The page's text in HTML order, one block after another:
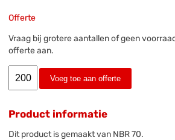
Offerte
Vraag bij grotere aantallen of geen
offerte aan.
Voeg toe aan offerte
Product informatie
Dit product is gemaakt van NBR 70.